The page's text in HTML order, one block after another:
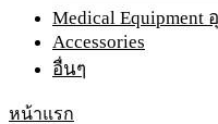
Medical
Accessories
อื่นๆ
หน้าแรก